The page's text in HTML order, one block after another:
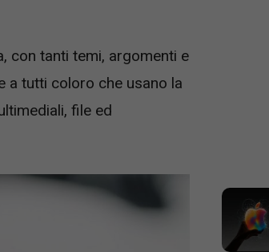
con tanti temi, argomenti e
a tutti coloro che usano la
file ed